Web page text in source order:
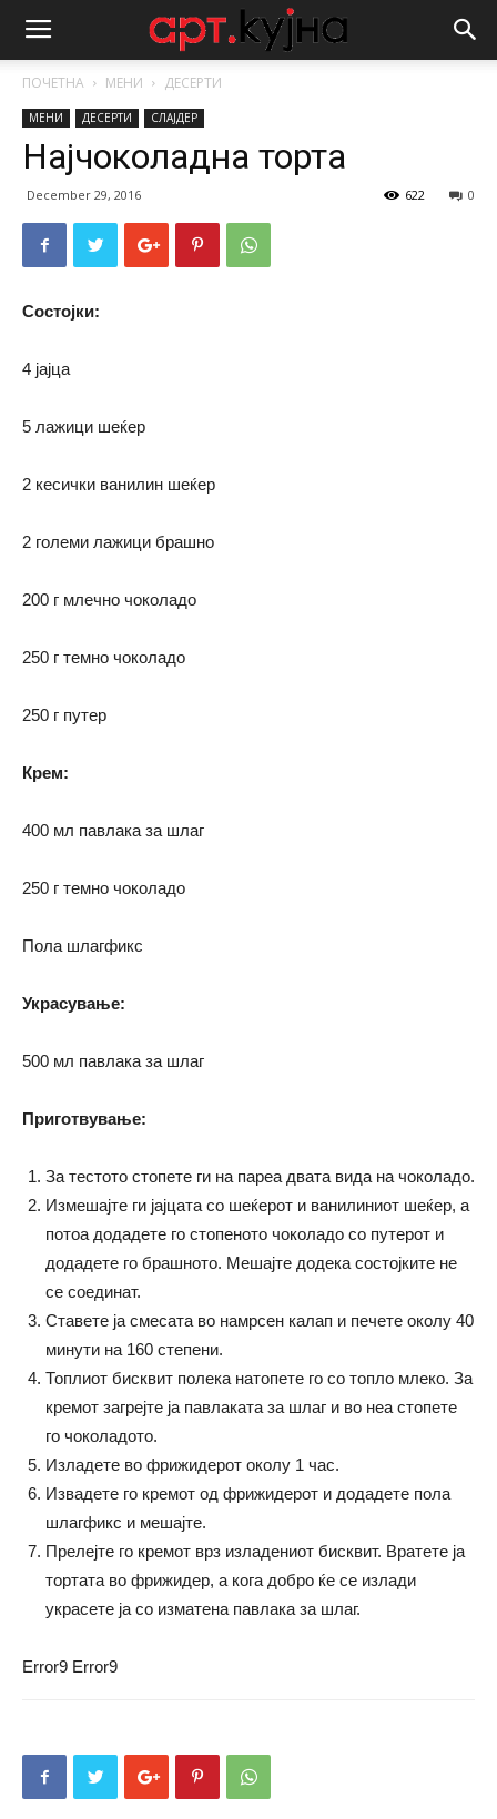
ПОЧЕТНА МЕНИ ДЕСЕРТИ
МЕНИ ДЕСЕРТИ СЛАЈДЕР
Најчоколадна торта
December 29, 2016 0
622
Состојки:
4 јајца
5 лажици шеќер
2 кесички ванилин шеќер
2 големи лажици брашно
200 г млечно чоколадо
250 г темно чоколадо
250 г путер
Крем:
400 мл павлака за шлаг
250 г темно чоколадо
Пола шлагфикс
Украсување:
500 мл павлака за шлаг
Приготвување:
За тестото стопете ги на пареа двата вида на чоколадо.
Измешајте ги јајцата со шеќерот и ванилиниот шеќер, а
потоа додадете го стопеното чоколадо со путерот и
додадете го брашното. Мешајте додека состојките не
се соединат.
Ставете ја смесата во намрсен калап и печете околу 40
минути на 160 степени.
Топлиот бисквит полека натопете го со топло млеко. За
кремот загрејте ја павлаката за шлаг и во неа стопете
го чоколадото.
Изладете во фрижидерот околу 1 час.
Извадете го кремот од фрижидерот и додадете пола
шлагфикс и мешајте.
Прелејте го кремот врз изладениот бисквит. Вратете ја
тортата во фрижидер, а кога добро ќе се излади
украсете ја со изматена павлака за шлаг.
Error9 Error9